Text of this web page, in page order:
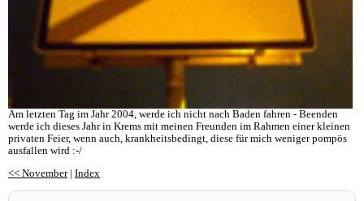
Am letzten Tag im Jahr 2004, werde ich nicht nach Baden fahren - Beenden
werde ich dieses Jahr in Krems mit meinen Freunden im Rahmen einer kleinen
privaten Feier, wenn auch, krankheitsbedingt, diese für mich weniger pompös
ausfallen wird :-/
<< November| Index